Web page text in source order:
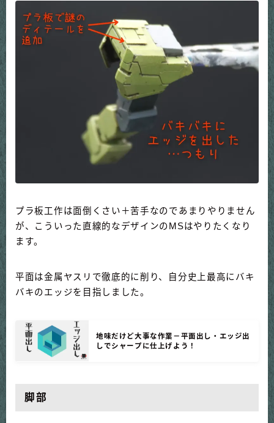
プラ板工作は面倒くさい＋苦手なのであまりやりません
が、こういった直線的なデザインのMSはやりたくなり
ます。
平面は金属ヤスリで徹底的に削り、自分史上最高にバキ
バキのエッジを目指しました。
地味だけど大事な作業－平面出し・エッジ出
しでシャープに仕上げよう！
脚部